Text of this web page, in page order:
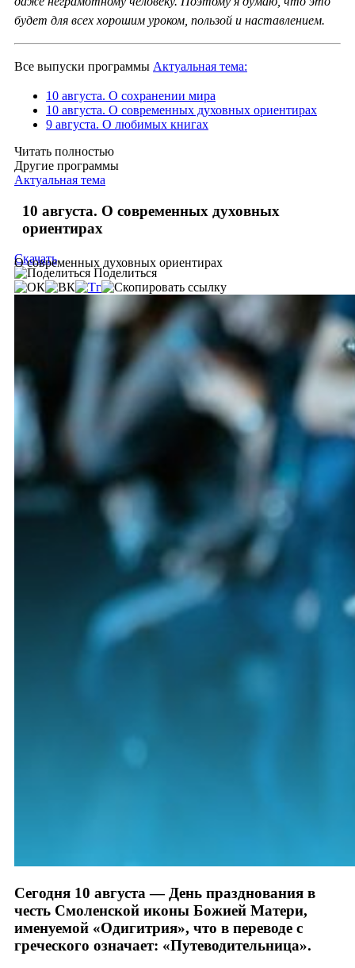
будет для всех хорошим уроком, пользой и наставлением.
Все выпуски программы Актуальная тема:
10 августа. О сохранении мира
10 августа. О современных духовных ориентирах
9 августа. О любимых книгах
Читать полностью
Другие программы
Актуальная тема
10 августа. О современных духовных
ориентирах
О современных духовных ориентирах
Скачать
Поделиться
Сегодня 10 августа — День празднования в
честь Смоленской иконы Божией Матери,
именуемой «Одигитрия», что в переводе с
греческого означает: «Путеводительница».